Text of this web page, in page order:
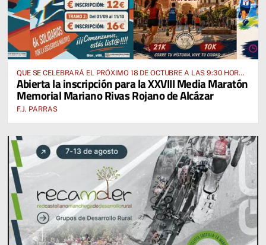
QUE SE CELEBRARÁ EL PRÓXIMO 18 DE OCTUBRE A LAS 9:30 HORAS
DESDE EL PABELLÓN VICENTE PANIAGUA
Abierta la inscripción para la XXVIII Media Maratón
Memorial Mariano Rivas Rojano de Alcázar
F.J. PARRAS